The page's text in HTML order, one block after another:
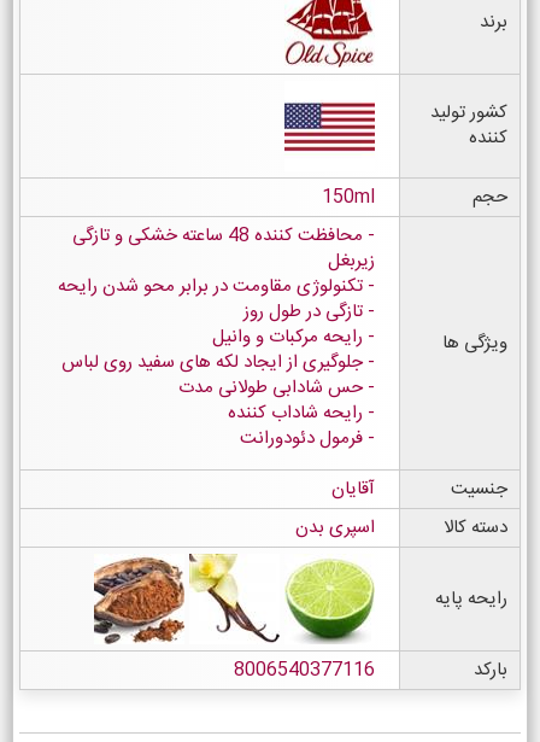
برند
کشور تولید
کننده
حجم
150ml
ویژگی ها
محافظت کننده 48 ساعته خشکی و تازگی
زیربغل
تکنولوژی مقاومت در برابر محو شدن رایحه
تازگی در طول روز
رایحه مرکبات و وانیل
جلوگیری از ایجاد لکه های سفید روی لباس
حس شادابی طولانی مدت
رایحه شاداب کننده
فرمول دئودورانت
جنسیت
آقایان
دسته کالا
اسپری بدن
رایحه پایه
بارکد 8006540377116